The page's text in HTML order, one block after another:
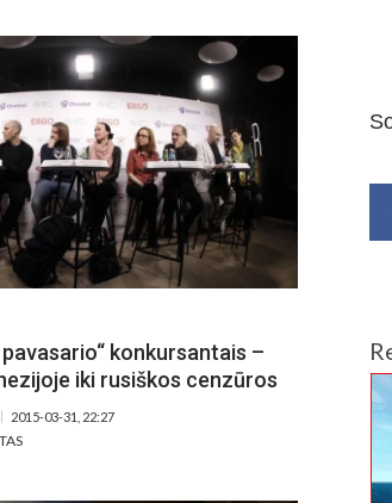
HAZANAVICIUS:
„PRANCŪZIJOJE
–
UKRAINOS
IR
ČEČĖNIJOS
ĮVYKIAI
NEĮDOMŪS“
konkursantais –
iki rusiškos cenzūros
2015-03-31, 22:27
ĮRAŠE